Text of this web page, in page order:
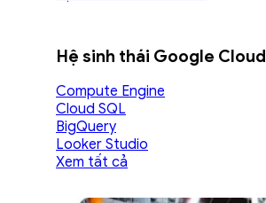
Hệ sinh thái Google Cloud
Compute Engine
Cloud SQL
BigQuery
Looker Studio
Xem tất cả